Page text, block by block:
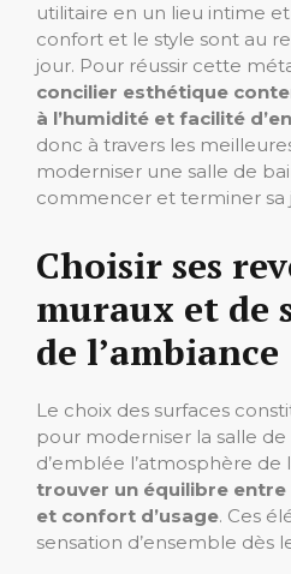
utilitaire en un lieu intime
confort et le style sont au
jour. Pour réussir cette
concilier esthétique
à l’humidité et facilité
donc à travers les
moderniser une salle de
commencer et terminer sa
Choisir ses
muraux et de
de l’ambiance
Le choix des surfaces
pour moderniser la salle de
d’emblée l’atmosphère de
trouver un équilibre
et confort d’usage. Ces
sensation d’ensemble dès